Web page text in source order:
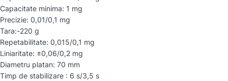
Capacitate minima: 1 mg
Precizie: 0,01/0,1 mg
Tara:-220 g
Repetabilitate: 0,015/0,1 mg
Liniaritate: ±0,06/0,2 mg
Diametru platan: 70 mm
Timp de stabilizare : 6 s/3,5 s